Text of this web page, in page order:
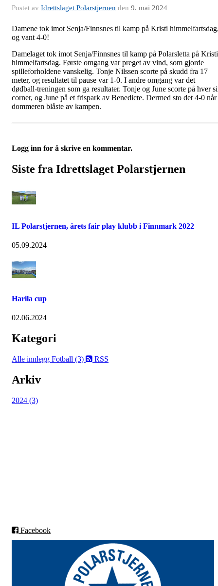
Postet av Idrettslaget Polarstjernen den 9. mai 2024
Damene tok imot Senja/Finnsnes til kamp på Kristi
og vant 4-0!
Damelaget tok imot Senja/Finnsnes til kamp på Polarsletta på Kristi
himmelfartsdag. Første omgang var preget av vind, som gjorde
spilleforholdene vanskelig. Tonje Nilssen scorte på skudd fra 17
meter, og resultatet til pause var 1-0. I andre omgang var det
dødball-treningen som ga resultater. Tonje og June scorte på hver
corner, og June på et frispark av Benedicte. Dermed sto det 4-0 når
dommeren blåste av kampen.
Logg inn for å skrive en kommentar.
Siste fra Idrettslaget Polarstjernen
IL Polarstjernen, årets fair play klubb i Finnmark 2022
05.09.2024
Harila cup
02.06.2024
Kategori
Alle innlegg Fotball (3) RSS
Arkiv
2024 (3)
Facebook